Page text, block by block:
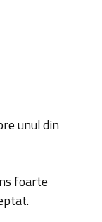
unul din
foarte